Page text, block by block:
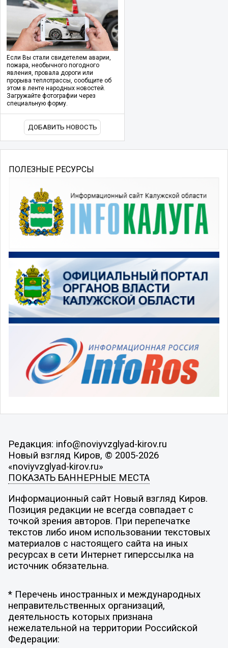
Если Вы стали свидетелем аварии,
пожара, необычного погодного
явления, провала дороги или
прорыва теплотрассы, сообщите об
этом в ленте народных новостей.
Загружайте фотографии через
специальную форму.
ДОБАВИТЬ НОВОСТЬ
ПОЛЕЗНЫЕ РЕСУРСЫ
Редакция: info@noviyvzglyad-kirov.ru
Новый взгляд Киров, © 2005-2026
«noviyvzglyad-kirov.ru»
ПОКАЗАТЬ БАННЕРНЫЕ МЕСТА
Информационный сайт Новый взгляд Киров.
Позиция редакции не всегда совпадает с
точкой зрения авторов. При перепечатке
текстов либо ином использовании текстовых
материалов с настоящего сайта на иных
ресурсах в сети Интернет гиперссылка на
источник обязательна.
* Перечень иностранных и международных
неправительственных организаций,
деятельность которых признана
нежелательной на территории Российской
Федерации: